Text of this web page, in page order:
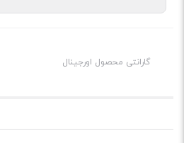
گارانتی محصول اورجینال